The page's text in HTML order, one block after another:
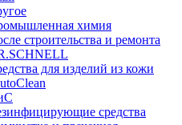
химия
строительства и ремонта
для изделий из кожи
средства